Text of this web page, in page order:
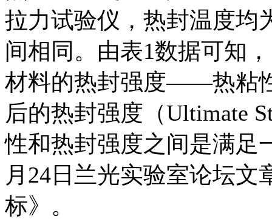
拉力试验仪，热封温度均
间相同。由表1数据可知
材料的热封强度——热粘
后的热封强度（Ultimate
性和热封强度之间是满足
月24日兰光实验室论坛
标》。